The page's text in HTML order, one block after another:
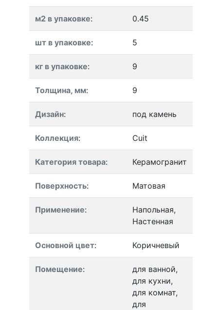
м2 в упаковке: 0.45
шт в упаковке: 5
кг в упаковке: 9
Толщина, мм: 9
Дизайн: под камень
Коллекция: Cuit
Категория товара: Керамогранит
Поверхность: Матовая
Применение:
Напольная,
Настенная
Основной цвет: Коричневый
Помещение:
для ванной,
для кухни,
для комнат,
для